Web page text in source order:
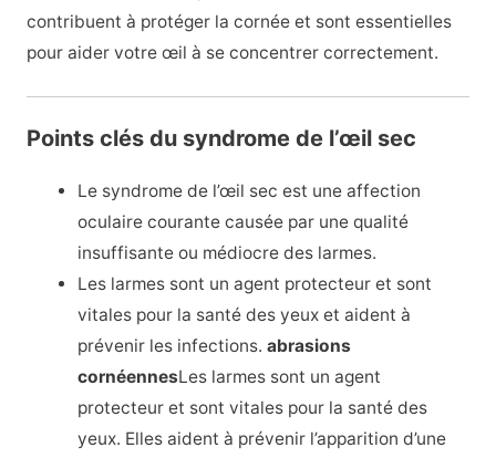
contribuent à protéger la cornée et sont essentielles
pour aider votre œil à se concentrer correctement.
Points clés du syndrome de l’œil sec
Le syndrome de l’œil sec est une affection
oculaire courante causée par une qualité
insuffisante ou médiocre des larmes.
Les larmes sont un agent protecteur et sont
vitales pour la santé des yeux et aident à
prévenir les infections.abrasions
cornéennesLes larmes sont un agent
protecteur et sont vitales pour la santé des
yeux. Elles aident à prévenir l’apparition d’une